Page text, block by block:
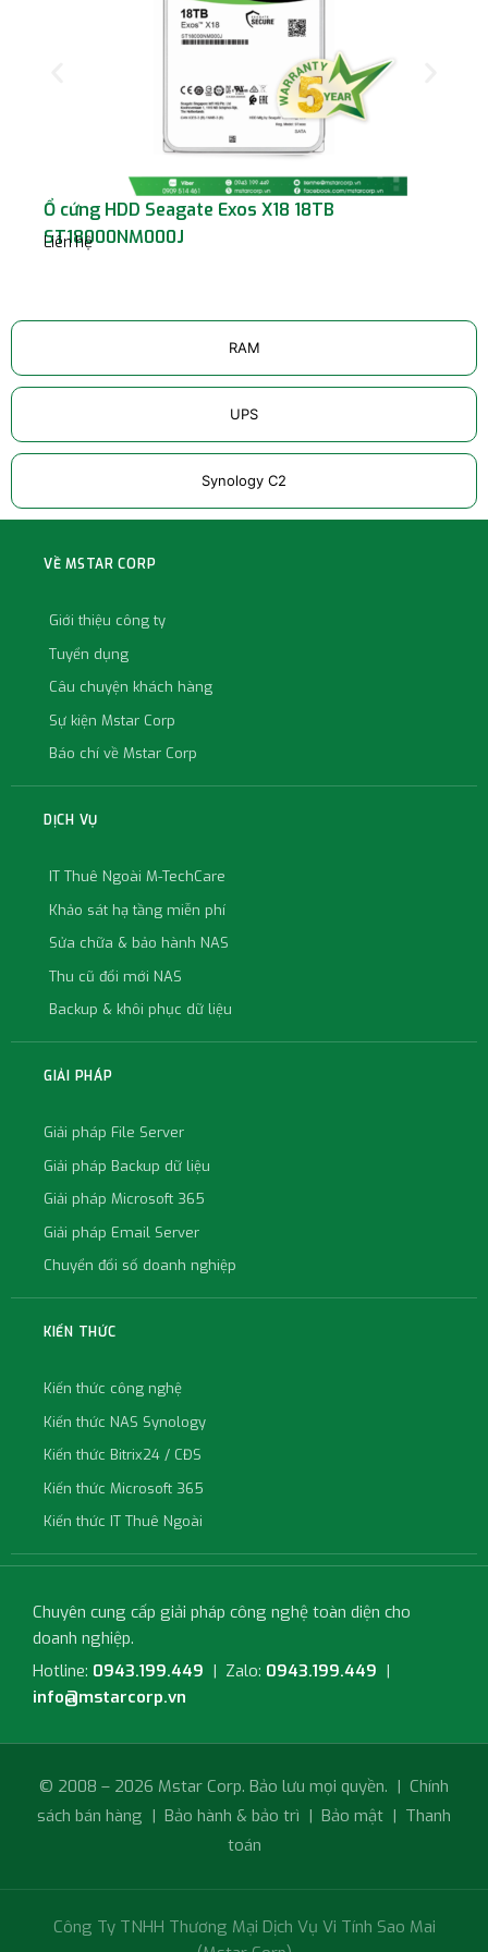
RAM
UPS
Synology C2
Ổ cứng HDD Seagate Exos X18 18TB
ST18000NM000J
Liên hệ
VỀ MSTAR CORP
Giới thiệu công ty
Tuyển dụng
Câu chuyện khách hàng
Sự kiện Mstar Corp
Báo chí về Mstar Corp
DỊCH VỤ
IT Thuê Ngoài M-TechCare
Khảo sát hạ tầng miễn phí
Sửa chữa & bảo hành NAS
Thu cũ đổi mới NAS
Backup & khôi phục dữ liệu
GIẢI PHÁP
Giải pháp File Server
Giải pháp Backup dữ liệu
Giải pháp Microsoft 365
Giải pháp Email Server
Chuyển đổi số doanh nghiệp
KIẾN THỨC
Kiến thức công nghệ
Kiến thức NAS Synology
Kiến thức Bitrix24 / CĐS
Kiến thức Microsoft 365
Kiến thức IT Thuê Ngoài
Chuyên cung cấp giải pháp công nghệ toàn diện cho
doanh nghiệp.
Hotline: 0943.199.449 | Zalo: 0943.199.449 |
info@mstarcorp.vn
© 2008 – 2026 Mstar Corp. Bảo lưu mọi quyền. | Chính
sách bán hàng | Bảo hành & bảo trì | Bảo mật | Thanh
toán
Công Ty TNHH Thương Mại Dịch Vụ Vi Tính Sao Mai